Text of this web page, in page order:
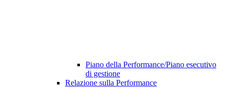
Piano della Performance/Piano esecutivo
di gestione
Relazione sulla Performance